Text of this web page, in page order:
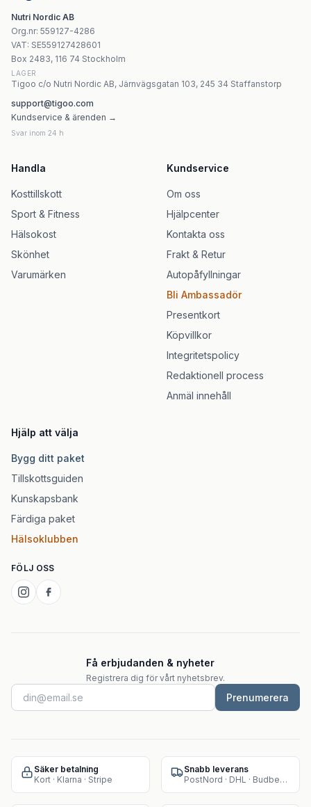
Nutri Nordic AB
Org.nr: 559127-4286
VAT: SE559127428601
Box 2483, 116 74 Stockholm
LAGER
Tigoo c/o Nutri Nordic AB, Järnvägsgatan 103, 245 34 Staffanstorp
support@tigoo.com
Kundservice & ärenden →
Svar inom 24 h
Handla
Kosttillskott
Sport & Fitness
Hälsokost
Skönhet
Varumärken
Kundservice
Om oss
Hjälpcenter
Kontakta oss
Frakt & Retur
Autopåfyllningar
Bli Ambassadör
Presentkort
Köpvillkor
Integritetspolicy
Redaktionell process
Anmäl innehåll
Hjälp att välja
Bygg ditt paket
Tillskottsguiden
Kunskapsbank
Färdiga paket
Hälsoklubben
FÖLJ OSS
Få erbjudanden & nyheter
Registrera dig för vårt nyhetsbrev.
Prenumerera
Säker betalning
Kort · Klarna · Stripe
Snabb leverans
PostNord · DHL · Budbee · Instabox